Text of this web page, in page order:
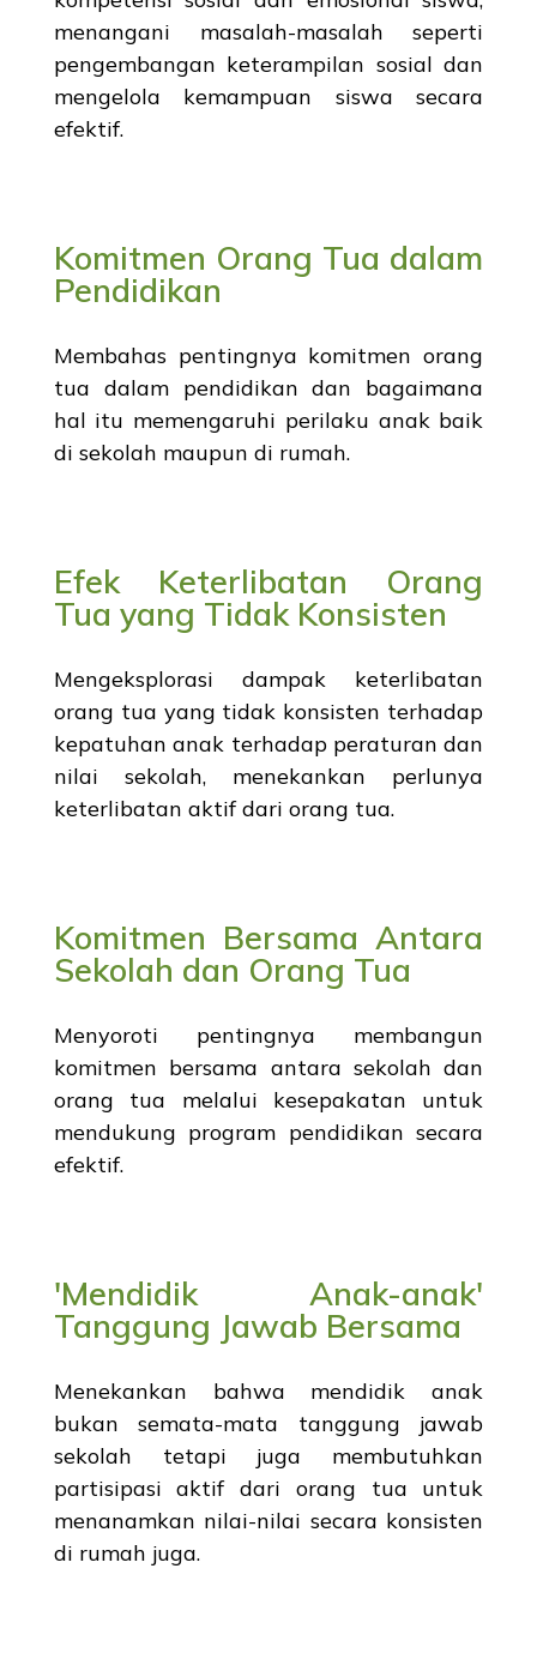
menangani masalah-masalah seperti
pengembangan keterampilan sosial dan
mengelola kemampuan siswa secara
efektif.
Komitmen Orang Tua dalam
Pendidikan
Membahas pentingnya komitmen orang
tua dalam pendidikan dan bagaimana
hal itu memengaruhi perilaku anak baik
di sekolah maupun di rumah.
Efek Keterlibatan Orang
Tua yang Tidak Konsisten
Mengeksplorasi dampak keterlibatan
orang tua yang tidak konsisten terhadap
kepatuhan anak terhadap peraturan dan
nilai sekolah, menekankan perlunya
keterlibatan aktif dari orang tua.
Komitmen Bersama Antara
Sekolah dan Orang Tua
Menyoroti pentingnya membangun
komitmen bersama antara sekolah dan
orang tua melalui kesepakatan untuk
mendukung program pendidikan secara
efektif.
'Mendidik Anak-anak'
Tanggung Jawab Bersama
Menekankan bahwa mendidik anak
bukan semata-mata tanggung jawab
sekolah tetapi juga membutuhkan
partisipasi aktif dari orang tua untuk
menanamkan nilai-nilai secara konsisten
di rumah juga.